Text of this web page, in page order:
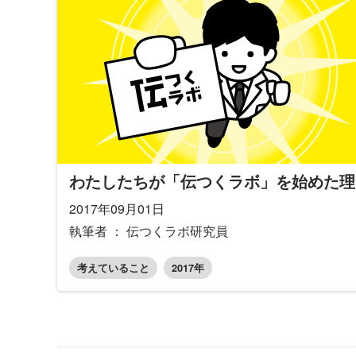
わたしたちが「伝つくラボ」を始めた
2017年09月01日
執筆者 ： 伝つくラボ研究員
考えていること 2017年